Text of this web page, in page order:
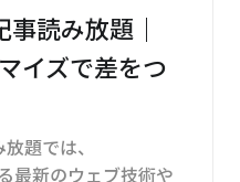
読み放題｜
イズで差をつ
題では、
最新のウェブ技術や